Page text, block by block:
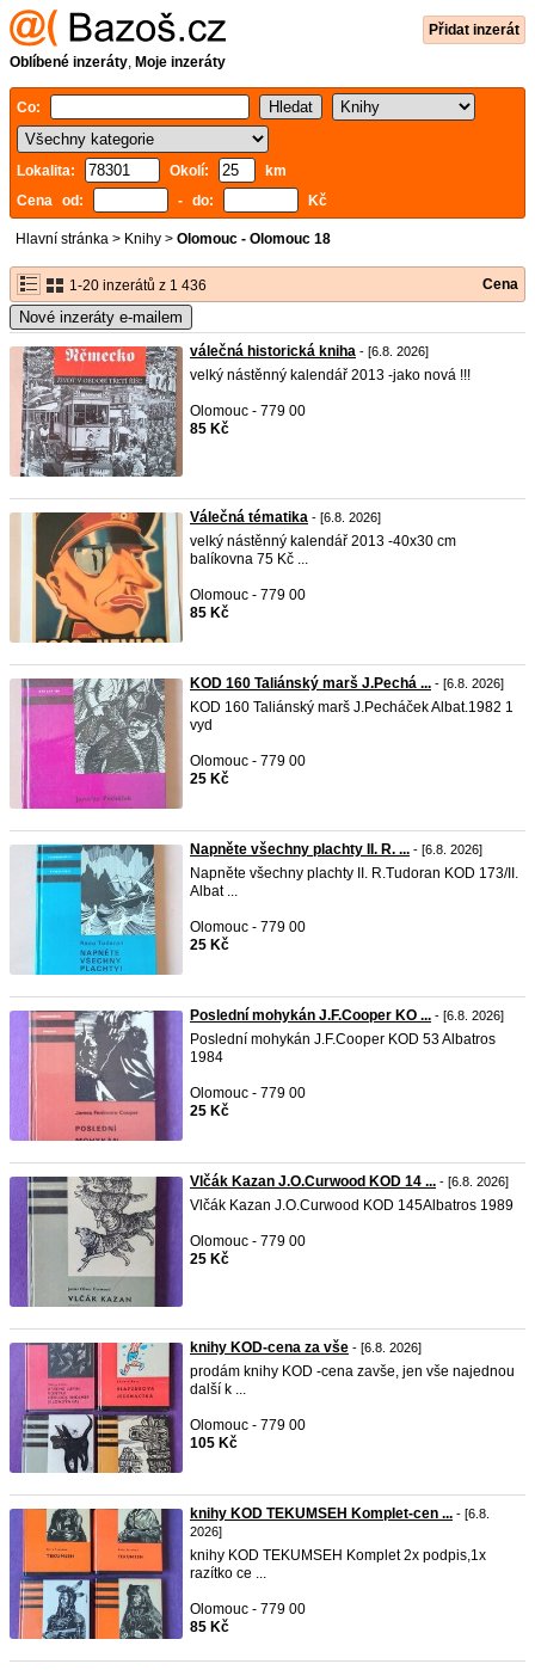
Přidat inzerát
Oblíbené inzeráty, Moje inzeráty
Co:
Lokalita: Okolí:
km
Cena od:
- do: Kč
Hlavní stránka > Knihy > Olomouc - Olomouc 18
1-20 inzerátů z 1 436 Cena
Nové inzeráty e-mailem
válečná historická kniha - [6.8. 2026]
velký nástěnný kalendář 2013 -jako nová !!!
Olomouc - 779 00
85 Kč
Válečná tématika - [6.8. 2026]
velký nástěnný kalendář 2013 -40x30 cm
balíkovna 75 Kč ...
Olomouc - 779 00
85 Kč
KOD 160 Taliánský marš J.Pechá ... - [6.8. 2026]
KOD 160 Taliánský marš J.Pecháček Albat.1982 1
vyd
Olomouc - 779 00
25 Kč
Napněte všechny plachty II. R. ... - [6.8. 2026]
Napněte všechny plachty II. R.Tudoran KOD 173/II.
Albat ...
Olomouc - 779 00
25 Kč
Poslední mohykán J.F.Cooper KO ... - [6.8. 2026]
Poslední mohykán J.F.Cooper KOD 53 Albatros
1984
Olomouc - 779 00
25 Kč
Vlčák Kazan J.O.Curwood KOD 14 ... - [6.8. 2026]
Vlčák Kazan J.O.Curwood KOD 145Albatros 1989
Olomouc - 779 00
25 Kč
knihy KOD-cena za vše - [6.8. 2026]
prodám knihy KOD -cena zavše, jen vše najednou
další k ...
Olomouc - 779 00
105 Kč
knihy KOD TEKUMSEH Komplet-cen ... - [6.8.
2026]
knihy KOD TEKUMSEH Komplet 2x podpis,1x
razítko ce ...
Olomouc - 779 00
85 Kč